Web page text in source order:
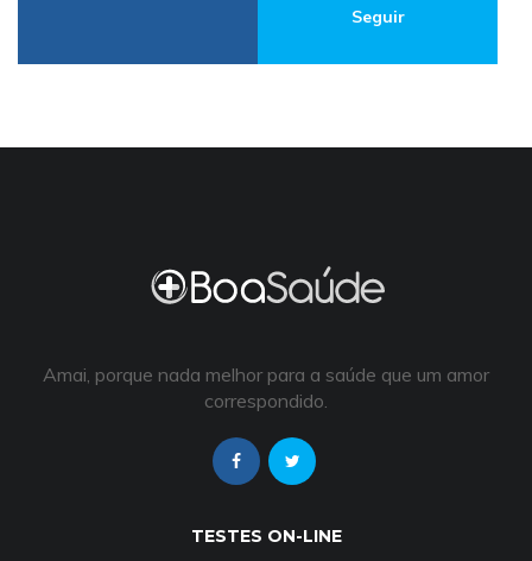
Seguir
Amai, porque nada melhor para a saúde que um amor
correspondido.
TESTES ON-LINE